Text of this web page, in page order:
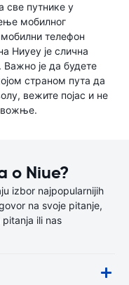
све путнике у
мобилног
телефон
Ниуеу је слична
је да будете
страном пута да
вежите појас и не
вожње.
o Niue?
izbor najpopularnijih
na svoje pitanje,
ili nas